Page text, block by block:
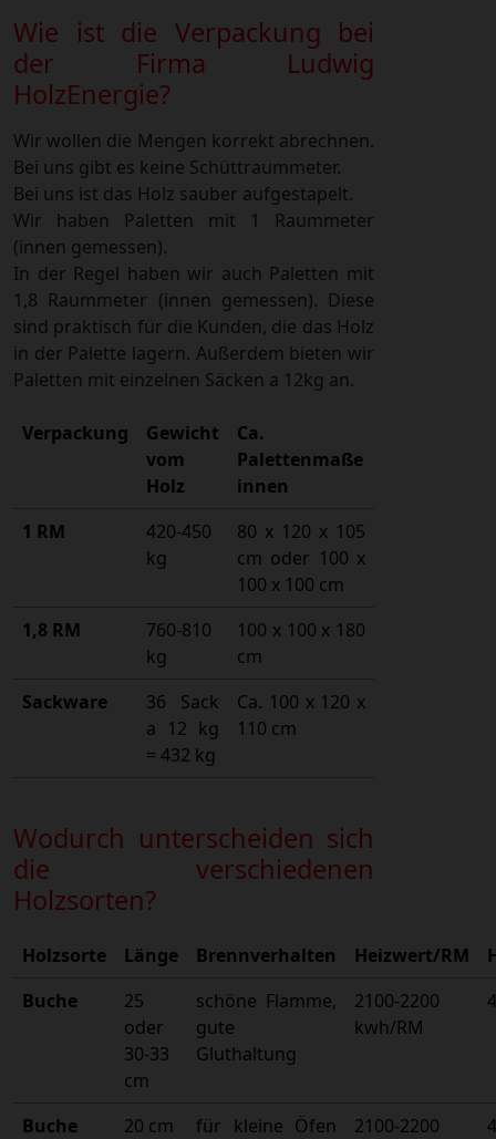
Wie ist die Verpackung bei
der Firma Ludwig
HolzEnergie?
Wir wollen die Mengen korrekt abrechnen.
Bei uns gibt es keine Schüttraummeter.
Bei uns ist das Holz sauber aufgestapelt.
Wir haben Paletten mit 1 Raummeter
(innen gemessen).
In der Regel haben wir auch Paletten mit
1,8 Raummeter (innen gemessen). Diese
sind praktisch für die Kunden, die das Holz
in der Palette lagern. Außerdem bieten wir
Paletten mit einzelnen Säcken a 12kg an.
Verpackung
Gewicht
vom
Holz
Ca.
Palettenmaße
innen
1 RM
420-450
kg
80 x 120 x 105
cm oder 100 x
100 x 100 cm
1,8 RM
760-810
kg
100 x 100 x 180
cm
Sackware
36 Sack
a 12 kg
= 432 kg
Ca. 100 x 120 x
110 cm
Wodurch unterscheiden sich
die verschiedenen
Holzsorten?
Holzsorte Länge Brennverhalten Heizwert/RM
Buche
25
oder
30-33
cm
schöne Flamme,
gute
Gluthaltung
2100-2200
kwh/RM
Buche 20 cm für kleine Öfen 2100-2200